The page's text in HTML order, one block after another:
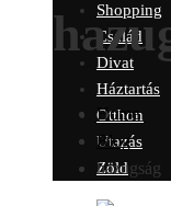
Shopping
Család
Divat
Háztartás
Otthon
Utazás
Zöld
Home
Blog
hazugság